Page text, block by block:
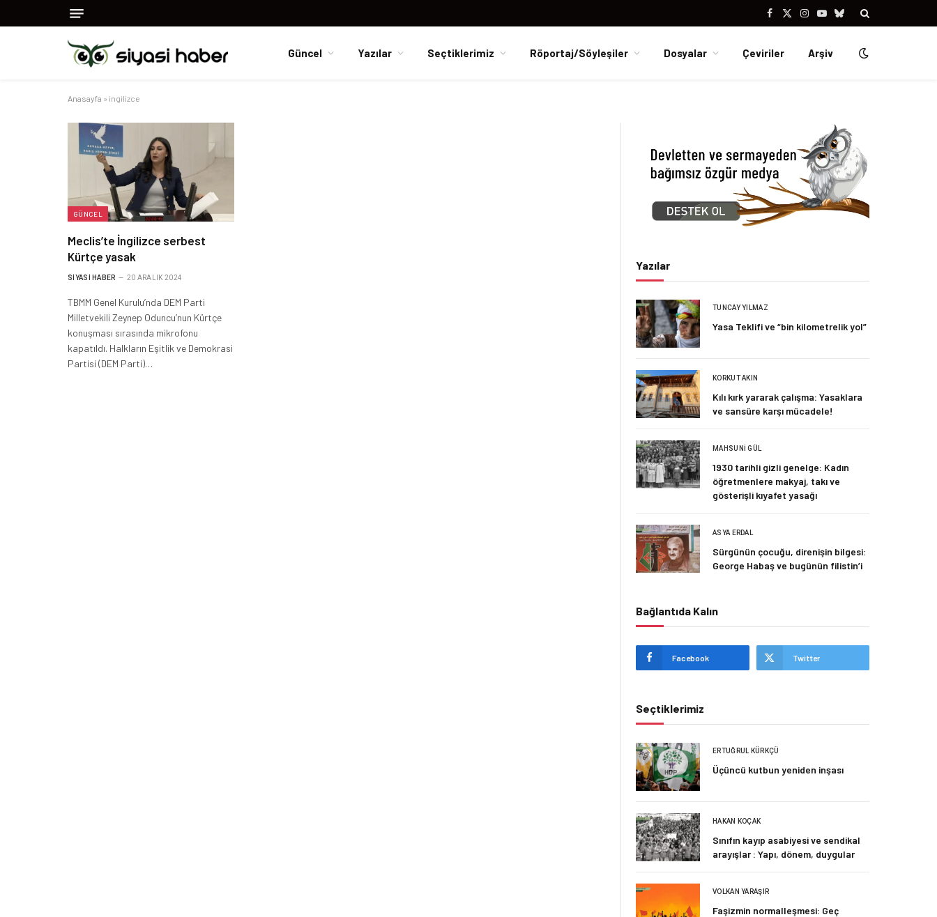
Facebook
X
Instagram
YouTubeBluesky
Güncel Yazılar Seçtiklerimiz Röportaj/Söyleşiler Dosyalar Çeviriler Arşiv
Anasayfa » ingilizce
GÜNCEL
Meclis’te İngilizce serbest
Kürtçe yasak
SIYASI HABER 20 ARALIK 2024
TBMM Genel Kurulu’nda DEM Parti
Milletvekili Zeynep Oduncu’nun Kürtçe
konuşması sırasında mikrofonu
kapatıldı. Halkların Eşitlik ve Demokrasi
Partisi (DEM Parti)…
Yazılar
TUNCAY YILMAZ
Yasa Teklifi ve “bin kilometrelik yol”
KORKUT AKIN
Kılı kırk yararak çalışma: Yasaklara
ve sansüre karşı mücadele!
MAHSUNI GÜL
1930 tarihli gizli genelge: Kadın
öğretmenlere makyaj, takı ve
gösterişli kıyafet yasağı
ASYA ERDAL
Sürgünün çocuğu, direnişin bilgesi:
George Habaş ve bugünün filistin’i
Bağlantıda Kalın
Facebook Twitter
Seçtiklerimiz
ERTUĞRUL KÜRKÇÜ
Üçüncü kutbun yeniden inşası
HAKAN KOÇAK
Sınıfın kayıp asabiyesi ve sendikal
arayışlar : Yapı, dönem, duygular
VOLKAN YARAŞIR
Faşizmin normalleşmesi: Geç